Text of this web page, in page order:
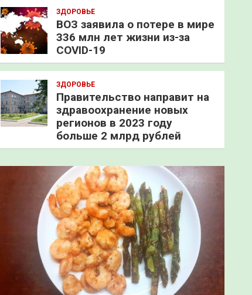
ЗДОРОВЬЕ
ВОЗ заявила о потере в мире
336 млн лет жизни из-за
COVID-19
ЗДОРОВЬЕ
Правительство направит на
здравоохранение новых
регионов в 2023 году
больше 2 млрд рублей